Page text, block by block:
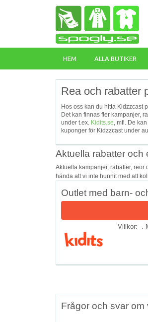
HEM ALLA BUTIKER
Rea och rabatter
Hos oss kan du hitta Kidzzcast
Det kan finnas fler kampanjer,
under t.ex. Kidits.se, mfl. De
kuponger för Kidzzcast under
Aktuella rabatter och
Aktuella kampanjer, rabatter,
hända att vi inte hunnit med att
Outlet med barn-
Villkor: -.
Frågor och svar